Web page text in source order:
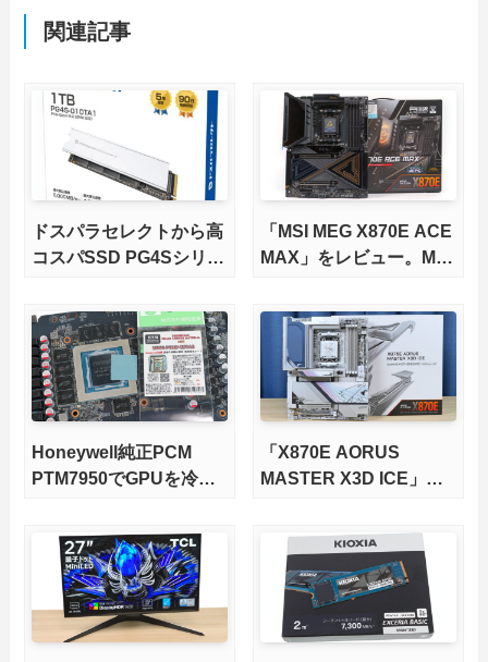
関連記事
ドスパラセレクトから高
コスパSSD PG4Sシリー
「MSI MEG X870E ACE
MAX」をレビュー。M.2
版X870Eマザーボードを
徹底検証
Honeywell純正PCM
PTM7950でGPUを冷や
「X870E AORUS
MASTER X3D ICE」を
さらに高速にする完全版
X870Eマザーボードを徹
底検証